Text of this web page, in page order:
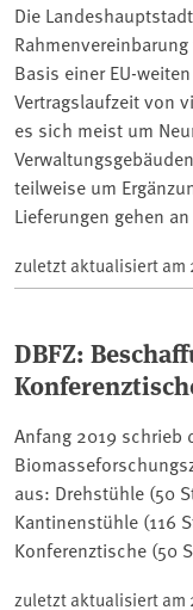
Die
Basis einer EU-
Vertragslaufzeit von
es sich meist um
teilweise um
Lieferungen gehen
zuletzt aktualisiert am
DBFZ:
Anfang 2019 schrieb
aus: Drehstühle (50
Kantinenstühle (116
Konferenztische (50
zuletzt aktualisiert am